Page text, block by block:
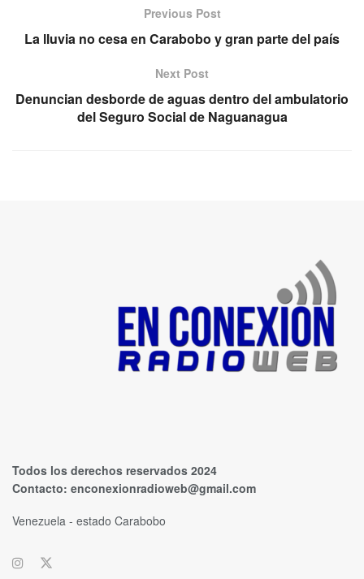
Previous Post
La lluvia no cesa en Carabobo y gran parte del país
Next Post
Denuncian desborde de aguas dentro del ambulatorio
del Seguro Social de Naguanagua
Todos los derechos reservados 2024
Contacto: enconexionradioweb@gmail.com
Venezuela - estado Carabobo